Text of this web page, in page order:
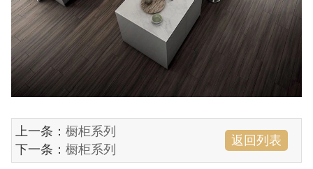
上一条： 橱柜系列
下一条： 橱柜系列
返回列表